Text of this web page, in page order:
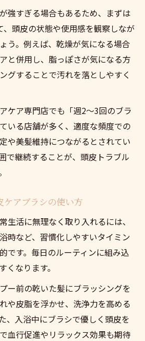
強すぎる場合もあるため、まずは
、頭皮の状態や使用感を観察しなが
う。例えば、乾燥が気になる場合
と併用し、脂っぽさが気になる方
グすることで汚れを落としやすく
ケア専門店でも「週2～3回のブラ
いる店舗が多く、適度な頻度での
や美髪維持につながるとされてい
で継続することが、頭皮トラブル
ケアブラシの使い方
生活に無理なく取り入れるには、
時など、習慣化しやすいタイミン
です。毎日のルーティンに組み込
くなります。
ー前の乾いた髪にブラッシングを
や皮脂を浮かせ、洗浄力を高める
、入浴中にブラシで優しく頭皮を
血行促進やリラックス効果も期待